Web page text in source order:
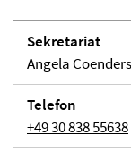
Se­kre­ta­ri­at
Angela Coenders
Telefon
+49 30 838 55638